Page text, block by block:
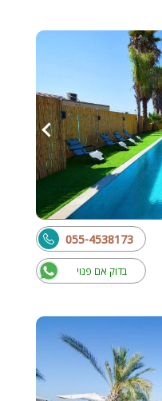
בדוק אם פנוי
055-4538173